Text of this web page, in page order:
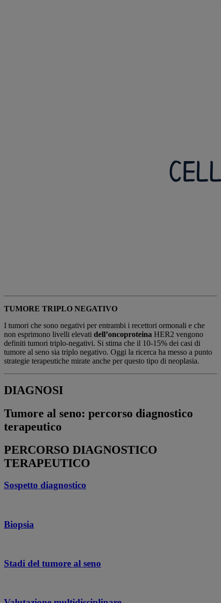
TUMORE TRIPLO NEGATIVO
I tumori che sono negativi per entrambi i recettori ormonali e che
non esprimono livelli elevati dell’oncoproteina HER2 vengono
definiti tumori triplo-negativi. Si stima che il 10-15% dei casi di
tumore al seno sia triplo negativo. Oggi la ricerca ha messo a punto
strategie terapeutiche mirate anche per questo tipo di neoplasia.
DIAGNOSI
Tumore al seno: percorso diagnostico
terapeutico
PERCORSO DIAGNOSTICO
TERAPEUTICO
Sospetto diagnostico
Biopsia
Stadi del tumore al seno